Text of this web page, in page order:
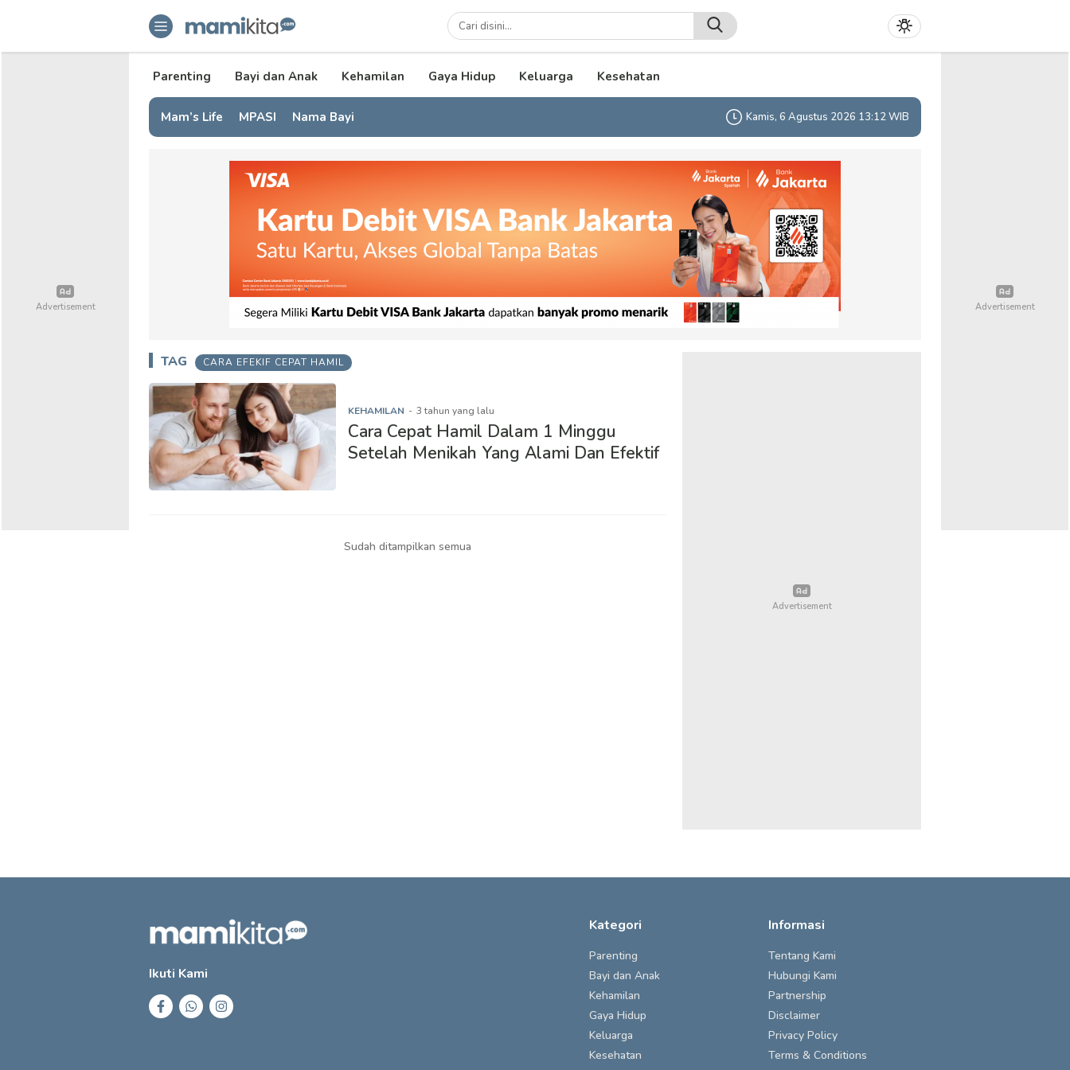
mamikita.com
Informasi Parenting untuk Mami Milenial
Parenting Bayi dan Anak Kehamilan Gaya Hidup Keluarga Kesehatan
Mam’s Life MPASI Nama Bayi Kamis, 6 Agustus 2026 13:12 WIB
TAG CARA EFEKIF CEPAT HAMIL
KEHAMILAN - 3 tahun yang lalu
Cara Cepat Hamil Dalam 1 Minggu
Setelah Menikah Yang Alami Dan Efektif
Sudah ditampilkan semua
Ikuti Kami
Kategori
Parenting
Bayi dan Anak
Kehamilan
Gaya Hidup
Keluarga
Kesehatan
Informasi
Tentang Kami
Hubungi Kami
Partnership
Disclaimer
Privacy Policy
Terms & Conditions